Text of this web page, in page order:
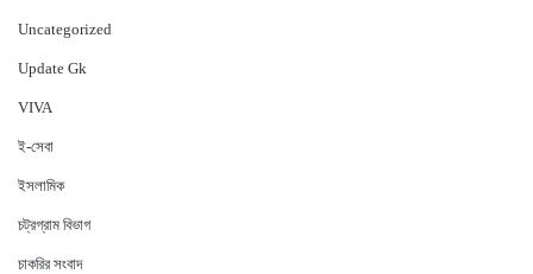
Uncategorized
Update Gk
VIVA
ই-সেবা
ইসলামিক
চট্রগ্রাম বিভাগ
চাকরির সংবাদ